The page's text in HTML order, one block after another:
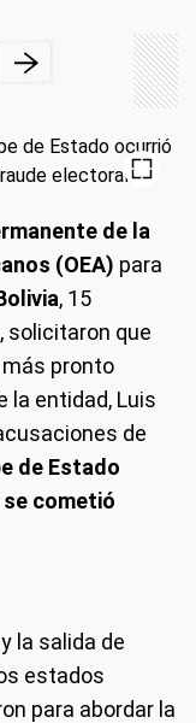
de la
(OEA) para
, 15
, solicitaron que
pronto
la entidad, Luis
de
de Estado
cometió
la salida de
estados
para abordar la